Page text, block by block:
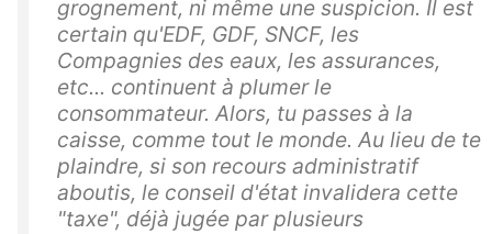
grognement, ni même une suspicion. Il est
certain qu'EDF, GDF, SNCF, les
Compagnies des eaux, les assurances,
etc... continuent à plumer le
consommateur. Alors, tu passes à la
caisse, comme tout le monde. Au lieu de te
plaindre, si son recours administratif
aboutis, le conseil d'état invalidera cette
"taxe", déjà jugée par plusieurs